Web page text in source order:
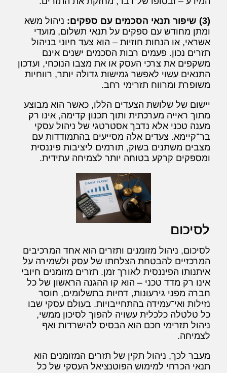
(3) שיפור תנאי הסכמים עם ספקים:
ניהול משא
ומתן מחודש עם ספקים על תנאי תשלום, מועדי
אשראי, או הנחות חוזיות – הוא צעד חיוני בניהול
תזרים נכון. פעמים רבות הסכמים ישנים אינם
משקפים את צרכי העסק או את מצבו הנוכחי, ועדכון
התנאים עשוי לאפשר גמישות גדולה יותר, רווחיות
משופרת ומרווח תזרימי רחב.
יישום של שלושת הצעדים הללו, כאשר הוא מבוצע
מתוך ראייה מערכתית ותוך תכנון קדימה, אינו רק
מענה טכני אלא נדבך אסטרטגי של ניהול עסקי
בר־קיימא. צעדים אלה מסייעים בהתמודדות עם
מצבים משתנים בשוק, תורמים ליציבות פיננסית
ומספקים קרקע בטוחה יותר לצמיחה עתידית.
לסיכום
לסיכום, ניהול מזומנים ותזרים הוא אחד המרכיבים
המרכזיים להבטחת הצלחתו של עסק ולשמירה על
איתנותו הפיננסית לאורך זמן. תזרים מזומנים חיובי
אינו רק מדד טכני – הוא קו ההגנה הראשון של כל
חברה מפני גירעונות, דחיות בתשלומים, חוסר
נזילות ואי־עמידה בהתחייבויות. בעולם עסקי שבו
כל טלטלה כלכלית עשויה להפוך לסיכון ממשי,
ניהול תזרימי חכם הוא הבסיס להישרדות ואף
לצמיחה.
מעבר לכך, ניהול תקין של תזרים המזומנים הוא
תנאי הכרחי למימוש הפוטנציאל העסקי של כל